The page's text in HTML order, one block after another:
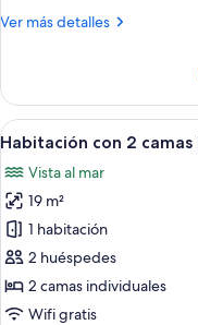
vistas
mar
(3
Ver más detalles
Más
con
camas
vistas
parciales
al
mar
(3
adults)
Abrir
todas
las
fotos
de
Habitación
con
2
4
Habitación con 2
Vista al mar
19 m²
1 habitación
2 huéspedes
2 camas individuales
Wifi gratis